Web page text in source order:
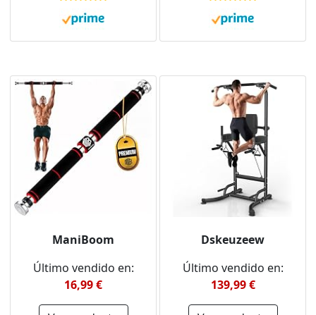
Dominadas En Casa
Fuerza Abdominal
Flexiones Altura
ManiBoom
Último vendido en:
16,99 €
Dskeuzeew
Último vendido en:
139,99 €